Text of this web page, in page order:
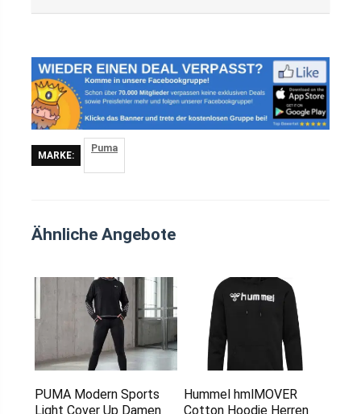
MARKE:
Puma
Ähnliche Angebote
PUMA Modern Sports
Light Cover Up Damen
Hummel hmlMOVER
Cotton Hoodie Herren